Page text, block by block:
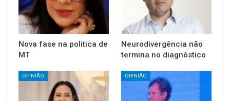
Nova fase na politica de
MT
Neurodivergência não
termina no diagnóstico
OPINIÃO OPINIÃO